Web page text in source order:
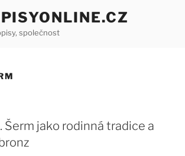
společnost
Šerm jako rodinná tradice a